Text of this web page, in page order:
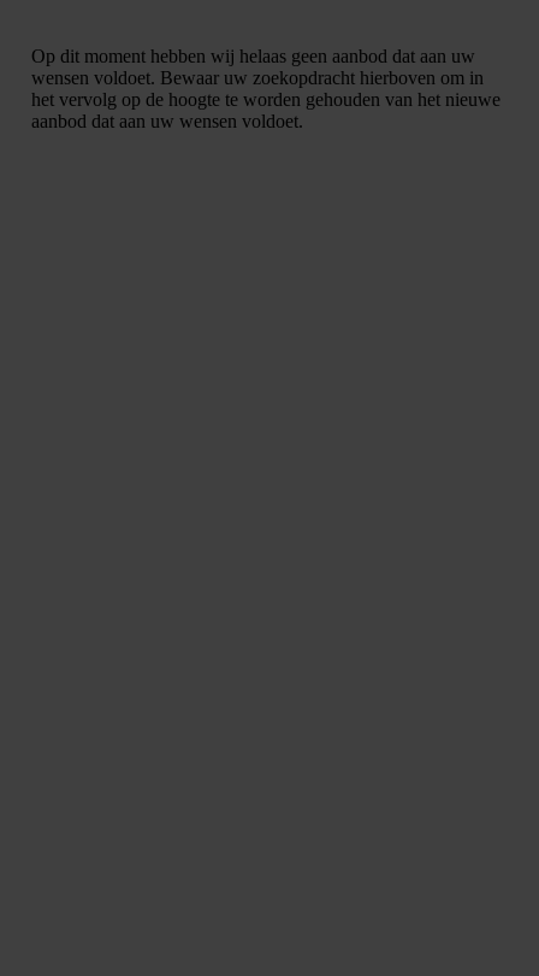
Op dit moment hebben wij helaas geen aanbod dat aan uw
wensen voldoet. Bewaar uw zoekopdracht hierboven om in
het vervolg op de hoogte te worden gehouden van het nieuwe
aanbod dat aan uw wensen voldoet.